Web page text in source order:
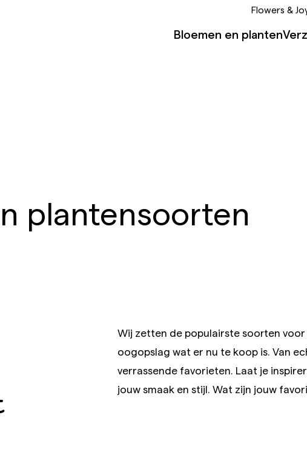
Flowers &
Bloemen en planten
plantensoorten
Wij zetten de populairste soorten
oogopslag wat er nu te koop is. Van
verrassende favorieten. Laat je
jouw smaak en stijl. Wat zijn jouw